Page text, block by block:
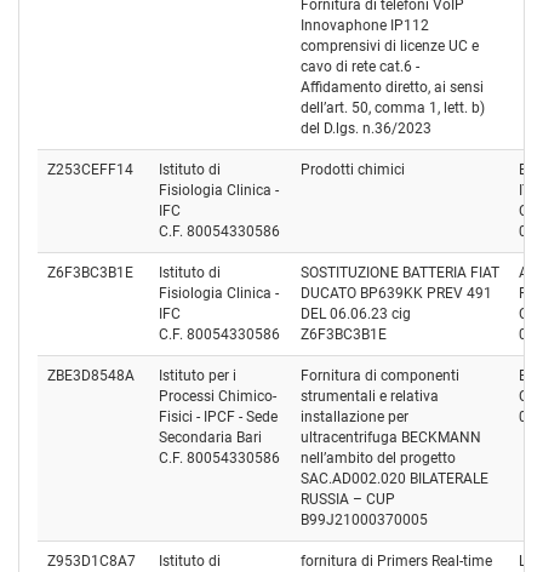
Fornitura di telefoni VoIP
Innovaphone IP112
comprensivi di licenze UC e
cavo di rete cat.6 -
Affidamento diretto, ai sensi
dell’art. 50, comma 1, lett. b)
del D.lgs. n.36/2023
Z253CEFF14
Istituto di
Fisiologia Clinica -
IFC
C.F. 80054330586
Prodotti chimici
Z6F3BC3B1E
Istituto di
Fisiologia Clinica -
IFC
C.F. 80054330586
SOSTITUZIONE BATTERIA FIAT
DUCATO BP639KK PREV 491
DEL 06.06.23 cig
Z6F3BC3B1E
ZBE3D8548A
Istituto per i
Processi Chimico-
Fisici - IPCF - Sede
Secondaria Bari
C.F. 80054330586
Fornitura di componenti
strumentali e relativa
installazione per
ultracentrifuga BECKMANN
nell’ambito del progetto
SAC.AD002.020 BILATERALE
RUSSIA – CUP
B99J21000370005
Z953D1C8A7
Istituto di
fornitura di Primers Real-time